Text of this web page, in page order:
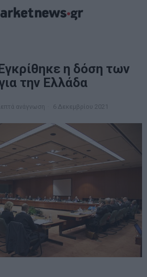
η δόση των
την Ελλάδα
ανάγνωση 6 Δεκεμβρίου 2021